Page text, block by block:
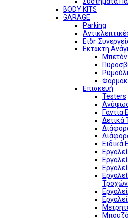
BODY KITS
GARAGE
Parking
Ειδη
Εκτακτη
Επισκευή
Testers
Γάντια
Δετικά
Ειδικά
Τροχών